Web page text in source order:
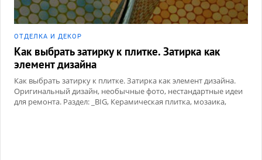
ОТДЕЛКА И ДЕКОР
Как выбрать затирку к плитке. Затирка как
элемент дизайна
Как выбрать затирку к плитке. Затирка как элемент дизайна.
Оригинальный дизайн, необычные фото, нестандартные идеи
для ремонта. Раздел: _BIG, Керамическая плитка, мозаика,